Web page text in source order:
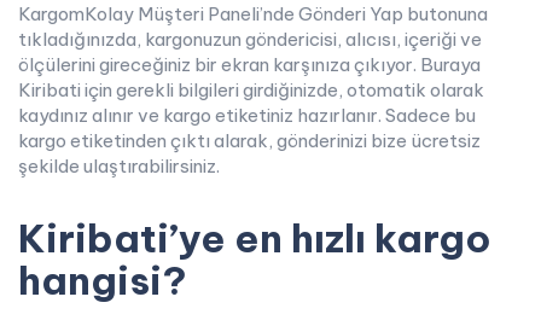
KargomKolay Müşteri Paneli’nde Gönderi Yap butonuna
tıkladığınızda, kargonuzun göndericisi, alıcısı, içeriği ve
ölçülerini gireceğiniz bir ekran karşınıza çıkıyor. Buraya
Kiribati için gerekli bilgileri girdiğinizde, otomatik olarak
kaydınız alınır ve kargo etiketiniz hazırlanır. Sadece bu
kargo etiketinden çıktı alarak, gönderinizi bize ücretsiz
şekilde ulaştırabilirsiniz.
Kiribati’ye en hızlı kargo
hangisi?